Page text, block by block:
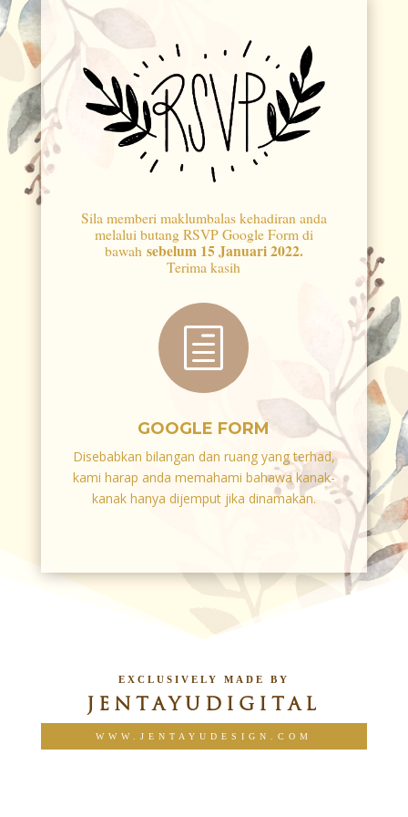
Sila memberi maklumbalas kehadiran anda
melalui butang RSVP Google Form di
bawah sebelum 15 Januari 2022.
Terima kasih
h
GOOGLE FORM
Disebabkan bilangan dan ruang yang terhad,
kami harap anda memahami bahawa kanak-
kanak hanya dijemput jika dinamakan.
EXCLUSIVELY MADE BY
JENTAYUDIGITAL
WWW.JENTAYUDESIGN.COM